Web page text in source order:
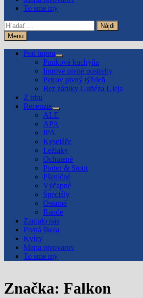
To sme my
Hľadať:
Menu
Pod lupou
Show
sub
menu
Punková kuchyňa
Imrove pivné postrehy
Petrov pivný týždeň
Bez záruky Guñéza Uleja
Z trhu
Recenzie
Show
sub
menu
ALE
APA
IPA
Kyseláče
Ležiaky
Ochutené
Porter & Stout
Pšeničné
Výčapné
Špeciály
Ostatné
Rande
Zaujalo nás
Pivná škola
Kvízy
Mapa pivovarov
To sme my
Značka: Falkon